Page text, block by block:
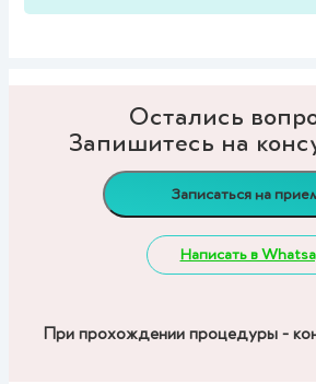
Остались
Запишитесь на
Записаться на
Написать в
При прохождении процедуры -